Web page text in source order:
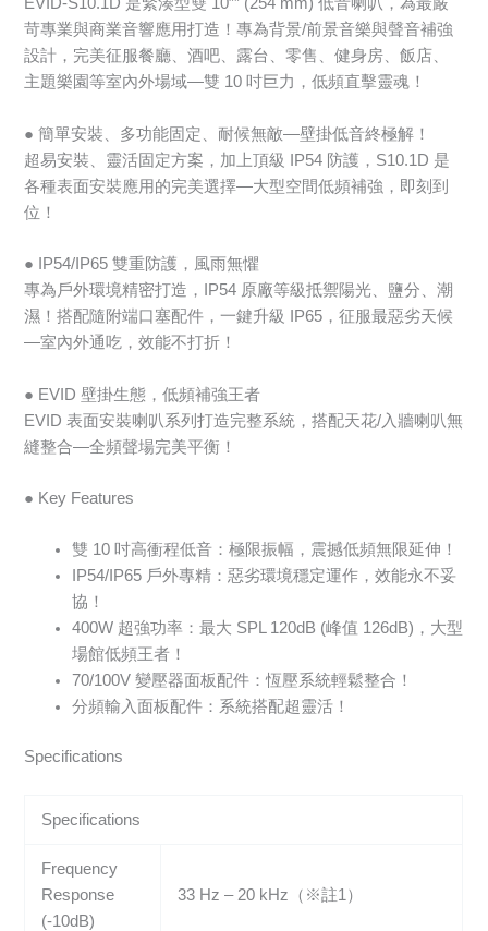
EVID-S10.1D 是緊湊型雙 10″” (254 mm) 低音喇叭，為最嚴
苛專業與商業音響應用打造！專為背景/前景音樂與聲音補強
設計，完美征服餐廳、酒吧、露台、零售、健身房、飯店、
主題樂園等室內外場域—雙 10 吋巨力，低頻直擊靈魂！
● 簡單安裝、多功能固定、耐候無敵—壁掛低音終極解！
超易安裝、靈活固定方案，加上頂級 IP54 防護，S10.1D 是
各種表面安裝應用的完美選擇—大型空間低頻補強，即刻到
位！
● IP54/IP65 雙重防護，風雨無懼
專為戶外環境精密打造，IP54 原廠等級抵禦陽光、鹽分、潮
濕！搭配隨附端口塞配件，一鍵升級 IP65，征服最惡劣天候
—室內外通吃，效能不打折！
● EVID 壁掛生態，低頻補強王者
EVID 表面安裝喇叭系列打造完整系統，搭配天花/入牆喇叭無
縫整合—全頻聲場完美平衡！
● Key Features
雙 10 吋高衝程低音：極限振幅，震撼低頻無限延伸！
IP54/IP65 戶外專精：惡劣環境穩定運作，效能永不妥
協！
400W 超強功率：最大 SPL 120dB (峰值 126dB)，大型
場館低頻王者！
70/100V 變壓器面板配件：恆壓系統輕鬆整合！
分頻輸入面板配件：系統搭配超靈活！
Specifications
Specifications
Frequency
Response
(-10dB)
33 Hz – 20 kHz（※註1）